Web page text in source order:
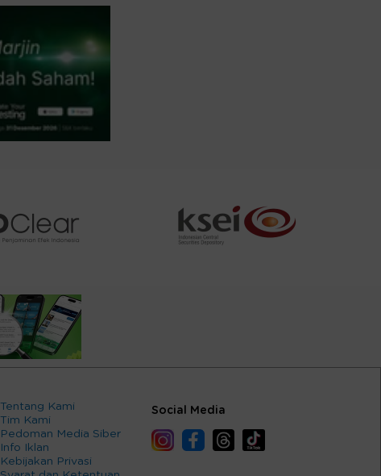
Tentang Kami
Tim Kami
Pedoman Media Siber
Info Iklan
Kebijakan Privasi
Social Media